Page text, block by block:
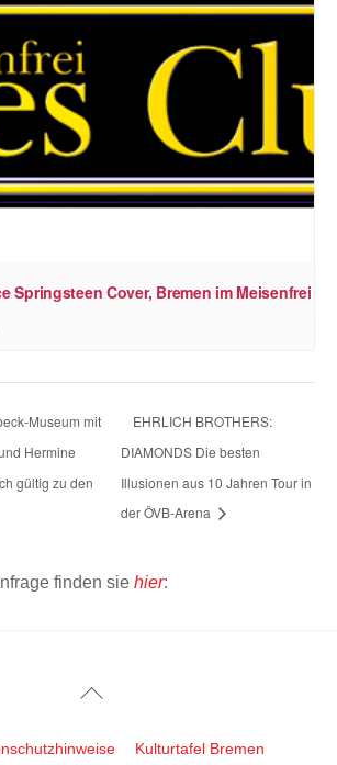
Springsteen Cover, Bremen im Meisenfrei
Museum mit
Hermine
gültig zu den
EHRLICH BROTHERS:
DIAMONDS Die besten
Illusionen aus 10 Jahren Tour in
der ÖVB-Arena
finden sie hier:
Back
Top
Kulturtafel Bremen